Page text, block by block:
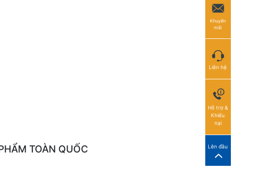
TOÀN QUỐC
Khuyến
mãi
Liên hệ
Hỗ trợ &
Khiếu
nại
Lên đầu